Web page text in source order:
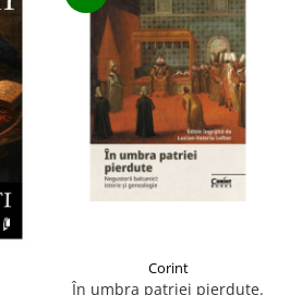
Corint
În umbra patriei pierdute.